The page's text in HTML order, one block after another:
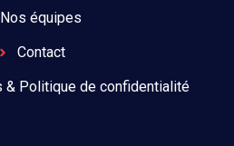
Nos équipes
Contact
& Politique de confidentialité